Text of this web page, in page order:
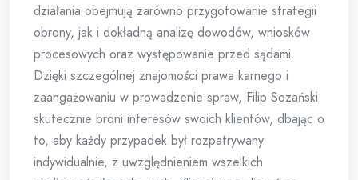
działania obejmują zarówno przygotowanie strategii
obrony, jak i dokładną analizę dowodów, wniosków
procesowych oraz występowanie przed sądami.
Dzięki szczególnej znajomości prawa karnego i
zaangażowaniu w prowadzenie spraw, Filip Sozański
skutecznie broni interesów swoich klientów, dbając o
to, aby każdy przypadek był rozpatrywany
indywidualnie, z uwzględnieniem wszelkich